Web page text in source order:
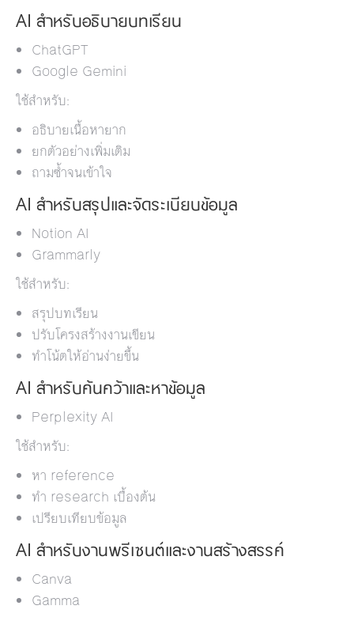
AI สำหรับอธิบายบทเรียน
ChatGPT
Google Gemini
ใช้สำหรับ:
อธิบายเนื้อหายาก
ยกตัวอย่างเพิ่มเติม
ถามซ้ำจนเข้าใจ
AI สำหรับสรุปและจัดระเบียบข้อมูล
Notion AI
Grammarly
ใช้สำหรับ:
สรุปบทเรียน
ปรับโครงสร้างงานเขียน
ทำโน้ตให้อ่านง่ายขึ้น
AI สำหรับค้นคว้าและหาข้อมูล
Perplexity AI
ใช้สำหรับ:
หา reference
ทำ research เบื้องต้น
เปรียบเทียบข้อมูล
AI สำหรับงานพรีเซนต์และงานสร้างสรรค์
Canva
Gamma